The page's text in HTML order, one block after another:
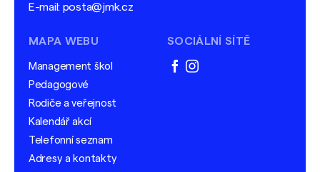
E-mail: posta@jmk.cz
MAPA WEBU
Management škol
Pedagogové
Rodiče a veřejnost
Kalendář akcí
Telefonní seznam
Adresy a kontakty
SOCIÁLNÍ SÍTĚ
facebook
instagram